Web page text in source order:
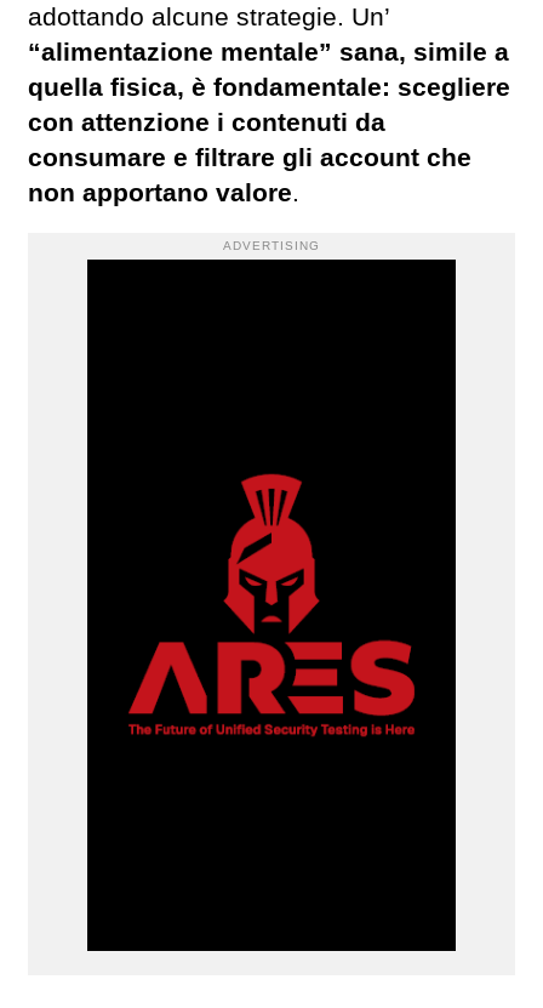
adottando alcune strategie. Un’
“alimentazione mentale” sana, simile a
quella fisica, è fondamentale: scegliere
con attenzione i contenuti da
consumare e filtrare gli account che
non apportano valore.
ADVERTISING